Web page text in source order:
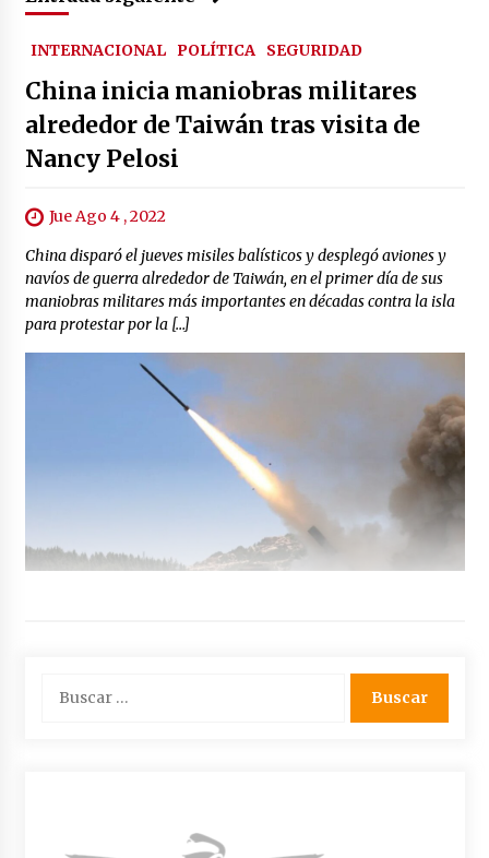
INTERNACIONAL POLÍTICA SEGURIDAD
China inicia maniobras militares
alrededor de Taiwán tras visita de
Nancy Pelosi
Jue Ago 4 , 2022
China disparó el jueves misiles balísticos y desplegó aviones y
navíos de guerra alrededor de Taiwán, en el primer día de sus
maniobras militares más importantes en décadas contra la isla
para protestar por la […]